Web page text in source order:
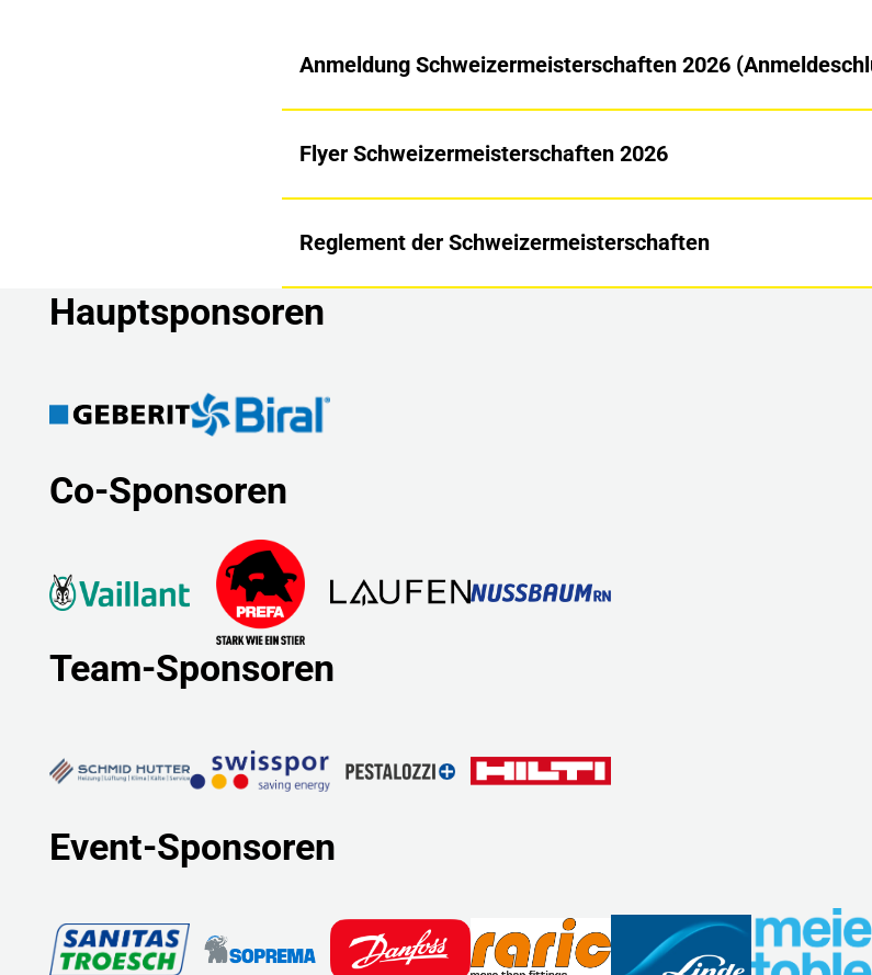
Anmeldung Schweizermeisterschaften 2026
Flyer Schweizermeisterschaften 2026
Reglement der Schweizermeisterschaften
Hauptsponsoren
Co-Sponsoren
Team-Sponsoren
Event-Sponsoren